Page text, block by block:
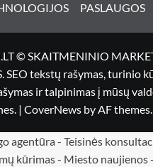
PASLAUGOS
© SKAITMENINIO
SEO tekstų rašymas, turinio
ir talpinimas į mūsų
| CoverNews by AF themes.
agentūra - Teisinės
kūrimas- Miesto naujienos-